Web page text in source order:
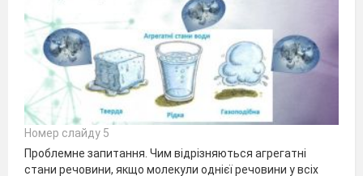
Номер слайду 5
Проблемне запитання. Чим відрізняються агрегатні
стани речовини, якщо молекули однієї речовини у всіх